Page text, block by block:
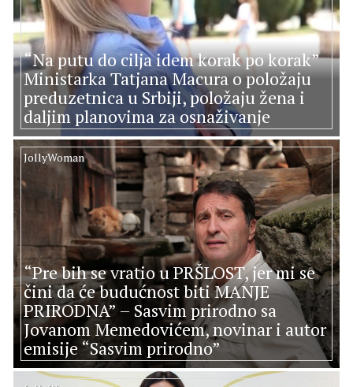
“Na putu do cilja idem korak po korak”
Ministarka Tatjana Macura o položaju
preduzetnica u Srbiji, položaju žena i
daljim planovima za osnaživanje
“Pre bih se vratio u PRŠLOST, jer mi se
čini da će budućnost biti MANJE
PRIRODNA” – Sasvim prirodno sa
Jovanom Memedovićem, novinar i autor
emisije “Sasvim prirodno”
JollyWoman